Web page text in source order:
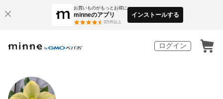
お買いものがもっとお得に
minneのアプリ
3万件以上
インストールする
ログイン